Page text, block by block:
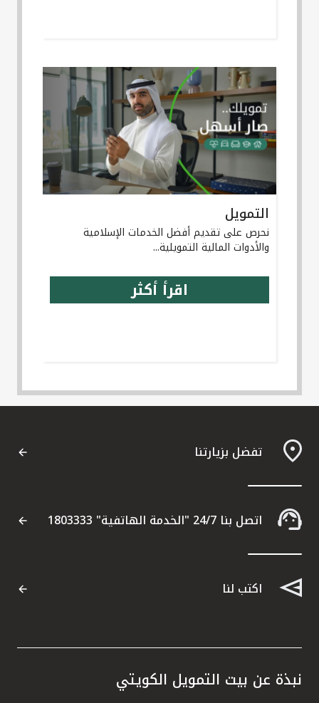
التمويل
نحرص على تقديم أفضل الخدمات الإسلامية
والأدوات المالية التمويلية...
اقرأ أكثر
تفضل بزيارتنا
اتصل بنا 24/7 "الخدمة الهاتفية" 1803333
اكتب لنا
نبذة عن بيت التمويل الكويتي